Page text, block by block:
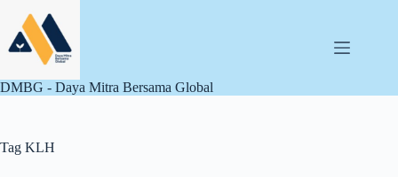
content
DMBG - Daya Mitra Bersama Global
Tag KLH